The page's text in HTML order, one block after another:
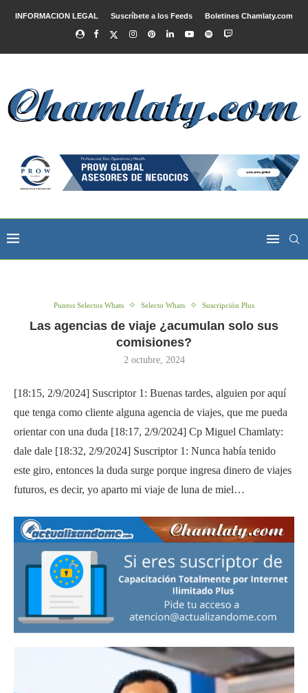
INFORMACION LEGAL Suscríbete a los Feeds Boletines Chamlaty.com
Puntos Selectos Whats Selecto Whats Suscripción Plus
Las agencias de viaje ¿acumulan solo sus
comisiones?
2 octubre, 2024
[18:15, 2/9/2024] Suscriptor 1: Buenas tardes, alguien por aquí
que tenga como cliente alguna agencia de viajes, que me pueda
orientar con una duda [18:17, 2/9/2024] Cp Miguel Chamlaty:
dale dale [18:32, 2/9/2024] Suscriptor 1: Nunca había tenido
este giro, entonces la duda surge porque ingresa dinero de viajes
futuros, es decir, yo aparto mi viaje de luna de miel…